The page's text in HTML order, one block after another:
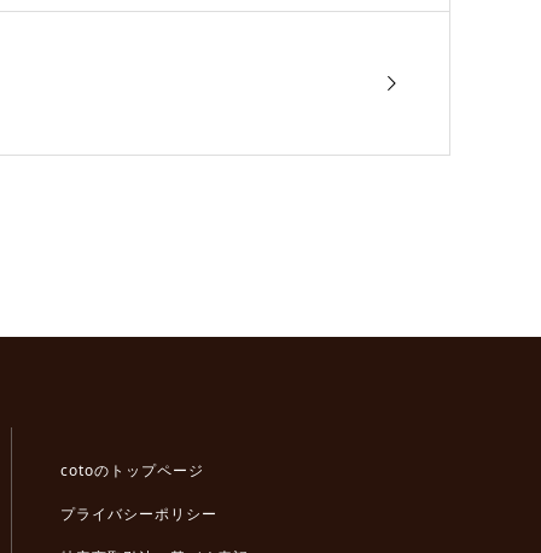
cotoのトップページ
プライバシーポリシー